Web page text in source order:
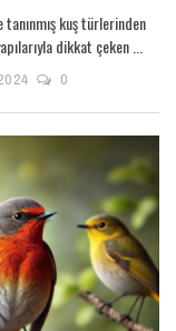
kuş türlerinden
dikkat çeken ...
0